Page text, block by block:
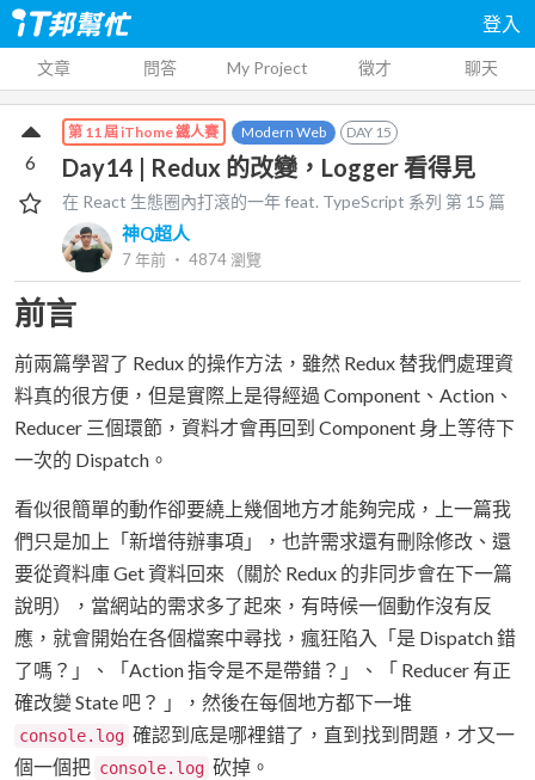
登入
文章 問答 My Project 徵才 聊天
第 11 屆 iThome 鐵人賽 Modern Web DAY 15
Day14 | Redux 的改變，Logger 看得見
在 React 生態圈內打滾的一年 feat. TypeScript 系列 第 15 篇
神Q超人
7 年前 ‧ 4874瀏覽
6
前言
前兩篇學習了 Redux 的操作方法，雖然 Redux 替我們處理資
料真的很方便，但是實際上是得經過 Component、Action、
Reducer 三個環節，資料才會再回到 Component 身上等待下
一次的 Dispatch。
看似很簡單的動作卻要繞上幾個地方才能夠完成，上一篇我
們只是加上「新增待辦事項」，也許需求還有刪除修改、還
要從資料庫 Get 資料回來（關於 Redux 的非同步會在下一篇
說明），當網站的需求多了起來，有時候一個動作沒有反
應，就會開始在各個檔案中尋找，瘋狂陷入「是 Dispatch 錯
了嗎？」、「Action 指令是不是帶錯？」、「 Reducer 有正
確改變 State 吧？ 」，然後在每個地方都下一堆
console.log 確認到底是哪裡錯了，直到找到問題，才又一
個一個把 console.log 砍掉。